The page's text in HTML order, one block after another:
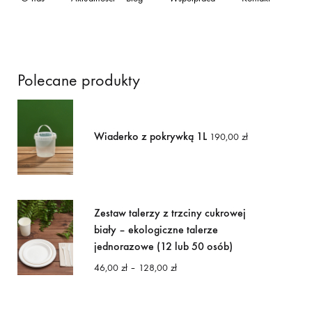
Polecane produkty
Wiaderko z pokrywką 1L 190,00 zł
Zestaw talerzy z trzciny cukrowej
biały – ekologiczne talerze
jednorazowe (12 lub 50 osób)
46,00 zł – 128,00 złZakres